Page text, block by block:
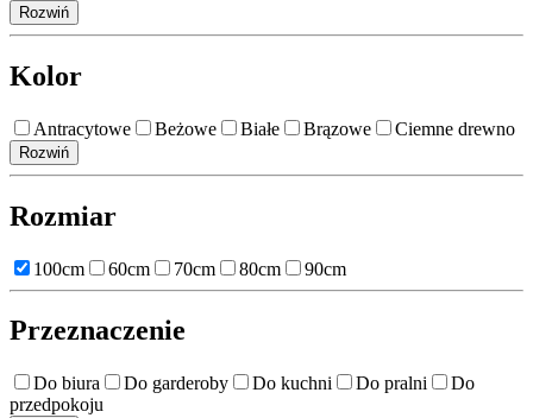
Rozwiń
Kolor
Antracytowe Beżowe Białe Brązowe Ciemne drewno
Rozwiń
Rozmiar
100cm 60cm 70cm 80cm 90cm
Przeznaczenie
Do biura Do garderoby Do kuchni Do pralni
Do
przedpokoju